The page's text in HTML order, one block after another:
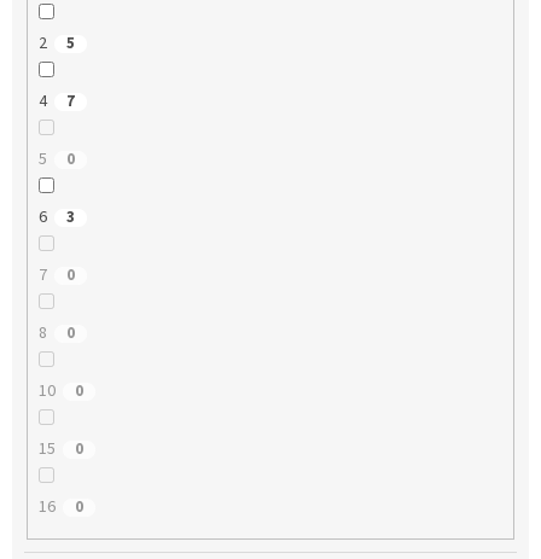
2 5
4 7
5 0
6 3
7 0
8 0
10 0
15 0
16 0